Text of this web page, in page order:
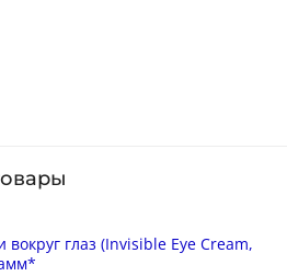
глаз (Invisible Eye Cream,